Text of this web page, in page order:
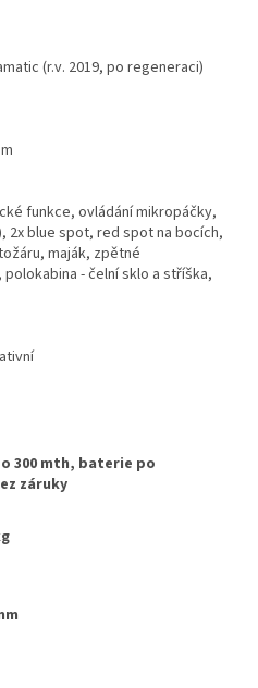
(r.v. 2019, po regeneraci)
funkce, ovládání mikropáčky,
2x blue spot, red spot na bocích,
maják, zpětné
- čelní sklo a stříška,
300 mth, baterie po
záruky